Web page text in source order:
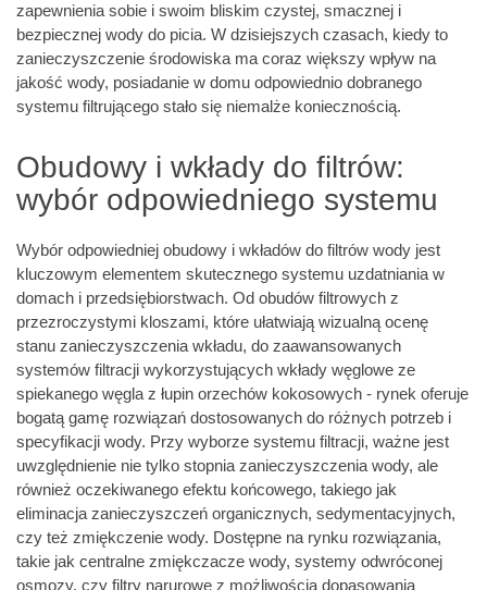
zapewnienia sobie i swoim bliskim czystej, smacznej i
bezpiecznej wody do picia. W dzisiejszych czasach, kiedy to
zanieczyszczenie środowiska ma coraz większy wpływ na
jakość wody, posiadanie w domu odpowiednio dobranego
systemu filtrującego stało się niemalże koniecznością.
Obudowy i wkłady do filtrów:
wybór odpowiedniego systemu
Wybór odpowiedniej obudowy i wkładów do filtrów wody jest
kluczowym elementem skutecznego systemu uzdatniania w
domach i przedsiębiorstwach. Od obudów filtrowych z
przezroczystymi kloszami, które ułatwiają wizualną ocenę
stanu zanieczyszczenia wkładu, do zaawansowanych
systemów filtracji wykorzystujących wkłady węglowe ze
spiekanego węgla z łupin orzechów kokosowych - rynek oferuje
bogatą gamę rozwiązań dostosowanych do różnych potrzeb i
specyfikacji wody. Przy wyborze systemu filtracji, ważne jest
uwzględnienie nie tylko stopnia zanieczyszczenia wody, ale
również oczekiwanego efektu końcowego, takiego jak
eliminacja zanieczyszczeń organicznych, sedymentacyjnych,
czy też zmiękczenie wody. Dostępne na rynku rozwiązania,
takie jak centralne zmiękczacze wody, systemy odwróconej
osmozy, czy filtry narurowe z możliwością dopasowania